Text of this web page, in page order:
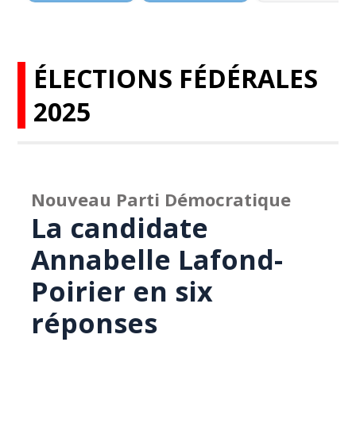
ÉLECTIONS FÉDÉRALES
2025
Nouveau Parti Démocratique
La candidate
Annabelle Lafond-
Poirier en six
réponses